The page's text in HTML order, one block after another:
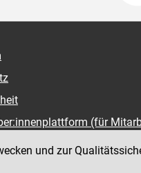
(für
und zur